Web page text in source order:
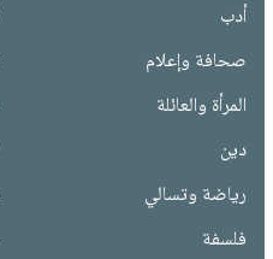
أدب
صحافة وإعلام
المرأة والعائلة
دين
رياضة وتسالي
فلسفة